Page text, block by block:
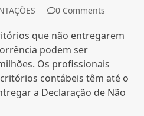
0 Comments
que não entregarem
podem ser
Os profissionais
contábeis têm até o
a Declaração de Não